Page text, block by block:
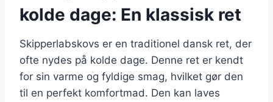
kolde dage: En klassisk ret
Skipperlabskovs er en traditionel dansk ret, der
ofte nydes på kolde dage. Denne ret er kendt
for sin varme og fyldige smag, hvilket gør den
til en perfekt komfortmad. Den kan laves